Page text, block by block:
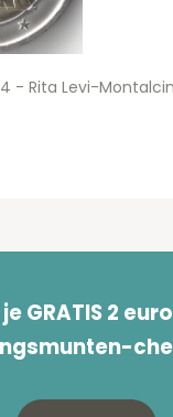
- Rita Levi-
GRATIS 2 euro